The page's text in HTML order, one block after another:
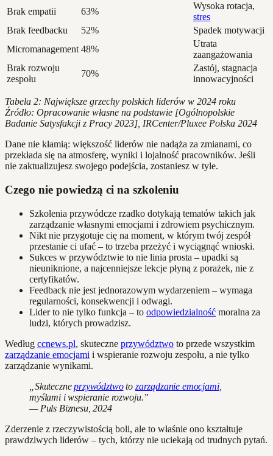
Brak empatii 63%
Wysoka rotacja,
stres
Brak feedbacku
52%
Spadek motywacji
Micromanagement 48%
Utrata
zaangażowania
Brak rozwoju
zespołu
70%
Zastój, stagnacja
innowacyjności
Tabela 2: Największe grzechy polskich liderów w 2024 roku
Źródło: Opracowanie własne na podstawie [Ogólnopolskie
Badanie Satysfakcji z Pracy 2023], IRCenter/Pluxee Polska 2024
Dane nie kłamią: większość liderów nie nadąża za zmianami, co
przekłada się na atmosferę, wyniki i lojalność pracowników. Jeśli
nie zaktualizujesz swojego podejścia, zostaniesz w tyle.
Czego nie powiedzą ci na szkoleniu
Szkolenia przywódcze rzadko dotykają tematów takich jak
zarządzanie własnymi emocjami i zdrowiem psychicznym.
Nikt nie przygotuje cię na moment, w którym twój zespół
przestanie ci ufać – to trzeba przeżyć i wyciągnąć wnioski.
Sukces w przywództwie to nie linia prosta – upadki są
nieuniknione, a najcenniejsze lekcje płyną z porażek, nie z
certyfikatów.
Feedback nie jest jednorazowym wydarzeniem – wymaga
regularności, konsekwencji i odwagi.
Lider to nie tylko funkcja – to odpowiedzialność moralna za
ludzi, których prowadzisz.
Według ccnews.pl, skuteczne przywództwo to przede wszystkim
zarządzanie emocjami i wspieranie rozwoju zespołu, a nie tylko
zarządzanie wynikami.
„Skuteczneprzywództwoto zarządzanie emocjami,
myślami i wspieranie rozwoju.”
— Puls Biznesu, 2024
Zderzenie z rzeczywistością boli, ale to właśnie ono kształtuje
prawdziwych liderów – tych, którzy nie uciekają od trudnych pytań.